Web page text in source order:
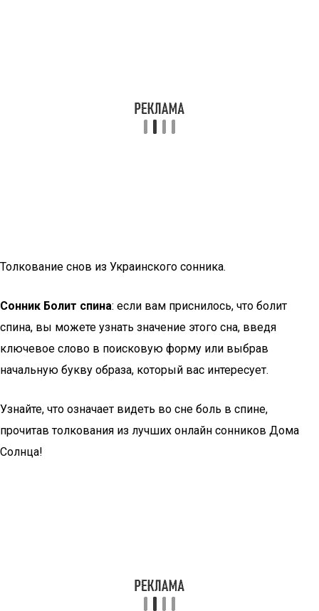
Толкование снов из Украинского сонника.
Сонник Болит спина: если вам приснилось, что болит
спина, вы можете узнать значение этого сна, введя
ключевое слово в поисковую форму или выбрав
начальную букву образа, который вас интересует.
Узнайте, что означает видеть во сне боль в спине,
прочитав толкования из лучших онлайн сонников Дома
Солнца!